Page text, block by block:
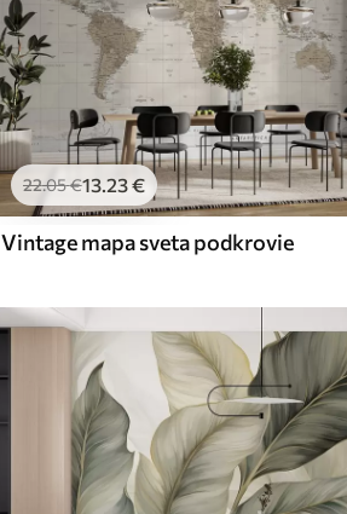
22.05€13.23€
Vintage mapa sveta podkrovie